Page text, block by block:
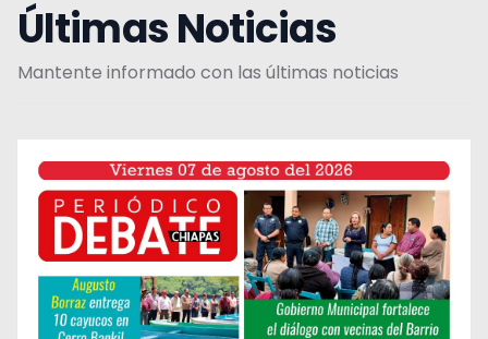
Últimas Noticias
Mantente informado con las últimas noticias